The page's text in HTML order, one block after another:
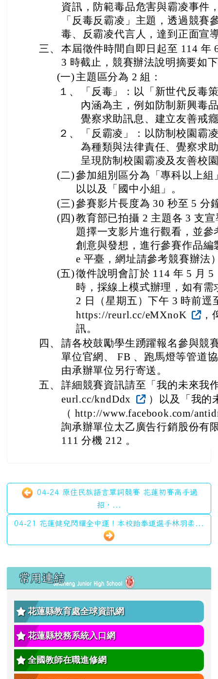
資訊，防範毒品危害與霸凌事件
「反毒反霸凌」主題，透過競賽
毒、反霸凌代言人，達到正面宣
三、 本屆徵件時間自即日起至 114 年
3 時截止，競賽辦法說明摘要如
(一) 主題區分為 2 組：
１、
「反毒」：以「新世代反毒
內涵為主，例如防制新興毒
覺察求助訊息、建立友善戒
２、
「反霸凌」：以防制校園霸
為種類與法律責任、覺察求
呈現防制校園霸凌及友善校
(二)參加組別區分為「專科以上
以以及「國中小組」。
(三)參賽影片長度為 30 秒至 5 分
(四)教育部已拍攝 2 主題各 3 支
題擇一支影片進行觀看，並
創意與發想，進行參賽作品
e 平臺，網址請參考競賽辦法
(五)徵件說明會訂於 114 年 5 月
時，採線上模式辦理，如有
2 日（星期五）下午 3 時前逕
https://reurl.cc/eMXnoK
，
訊。
四、 請各校鼓勵學生踴躍報名參與競
單位官網、 FB 、跑馬燈等管道
由承辦單位另行寄送。
五、 詳細競賽資訊請至「我的未來我
eurl.cc/kndDdx
）以及「我的
（ http://www.facebook.com/
詢承辦單位太乙廣告行銷股份有
111 分機 212 。
04-24 原住民族語言單詞競賽 花蓮初賽高手過
招，...
04-21 花蓮健兒閃耀全中運！本校跆拳道選手林羽柔...
左邊區域內容
常用連結
花蓮縣教育處全球資訊網
花蓮縣校務系統入口網
全國教師在職進修網